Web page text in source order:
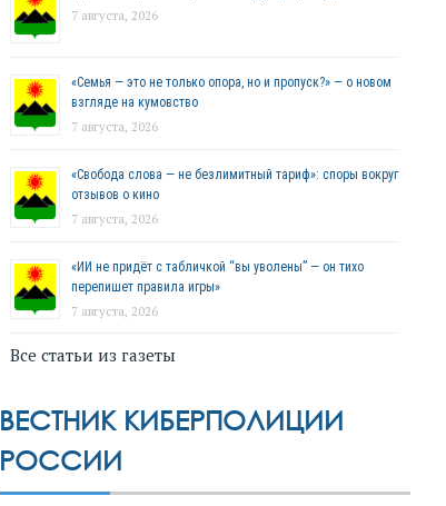
7 августа, 2026
«Семья — это не только опора, но и пропуск?» — о новом
взгляде на кумовство
7 августа, 2026
«Свобода слова — не безлимитный тариф»: споры вокруг
отзывов о кино
7 августа, 2026
«ИИ не придёт с табличкой “вы уволены” — он тихо
перепишет правила игры»
7 августа, 2026
Все статьи из газеты
ВЕСТНИК КИБЕРПОЛИЦИИ
РОССИИ